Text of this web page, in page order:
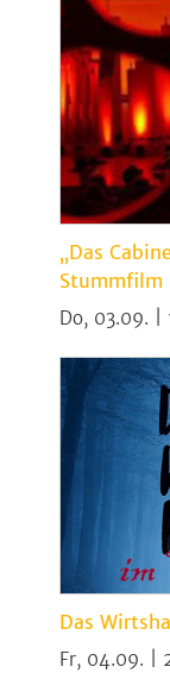
„Das
Stummfilm
Do, 03.09. |
Das
Fr, 04.09. |